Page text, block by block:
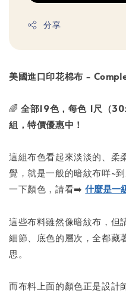
分享
美國進口印花棉布 -
🌈全部19色，每色 1尺（
組，特價優惠中！
這組布色看起來淡淡的、柔
覺，就是一般的暗紋布咩~
一下顏色，請看➡️什麼是一
這些布料雖然像暗紋布，但
細節、底色的層次，全都藏
思。
而布料上面的顏色正是設